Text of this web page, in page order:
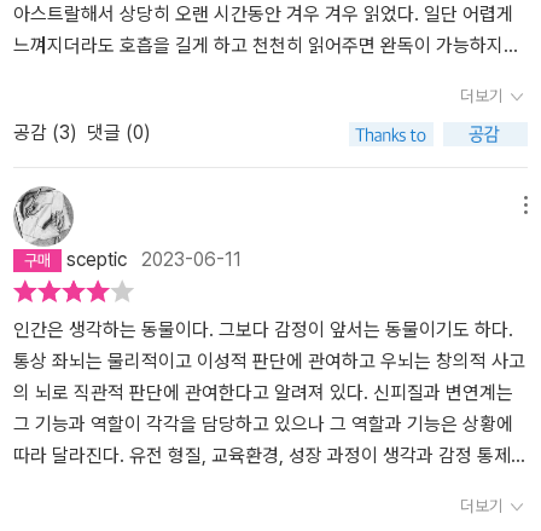
할 지 진지하게 생각해봐야겠다
아스트랄해서 상당히 오랜 시간동안 겨우 겨우 읽었다. 일단 어렵게
느껴지더라도 호흡을 길게 하고 천천히 읽어주면 완독이 가능하지만
제학의 한 축을 차지하며 비중있는 학문이 된 행동경제학에 대해 알
아보자면,˝인간의 실제 행동을 심리학, 사회학, 생리학적 견지에서 바
라보고 그로 인한 결과를 규명하려는 경제학의 한 분야다.행동경제학
은 주류경제학의 ‘합리적인 인간’을 부정하는 데서 시작하지만, 그렇
다고 인간을 비합리적 존재로 단정 짓는 것은 아니다. 다만 온전히 합
리적이라는 주장을 부정하고, 이를 증명하려는 것이 행동경제학의 입
장이다. 경제주체들이 제한적으로 합리적이며 때론 감정적으로 선택
하는 경향이 있다고 주장한다.어떤 대상을 소유하거나 소유할 수 있
다고 생각하는 순간 그 대상에 대한 애착이 생겨 객관적인 가치 이상
을 부여하는 ‘보유효과‘를 비롯 `손실회피성‘, `쌍곡형 할인‘, `닻내림
효과‘, `심리적 회계‘, `프레이밍효과‘ 등이 행동경제학의 주요 용어다.
˝생각보다 합리적이지 않은 인간의 판단을 심리학적인 관점에서 들여
과 내지 프레이밍효과의 시작은 바로 대니얼 카너먼과 그의 파트너인
더보기
공감 (3) 댓글 (0)
sceptic 2023-06-11
인간은 생각하는 동물이다. 그보다 감정이 앞서는 동물이기도 하다.
통상 좌뇌는 물리적이고 이성적 판단에 관여하고 우뇌는 창의적 사고
의 뇌로 직관적 판단에 관여한다고 알려져 있다. 신피질과 변연계는
그 기능과 역할이 각각을 담당하고 있으나 그 역할과 기능은 상황에
따라 달라진다. 유전 형질, 교육환경, 성장 과정이 생각과 감정 통제
인간의 생각과 감정이 고정되어 있을 수 없다. 판단과 선택도 계속 변
더보기